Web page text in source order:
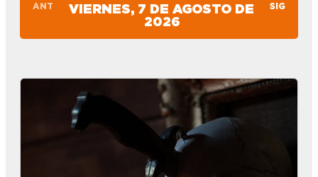
ANT
VIERNES, 7 DE AGOSTO DE
2026
SIG